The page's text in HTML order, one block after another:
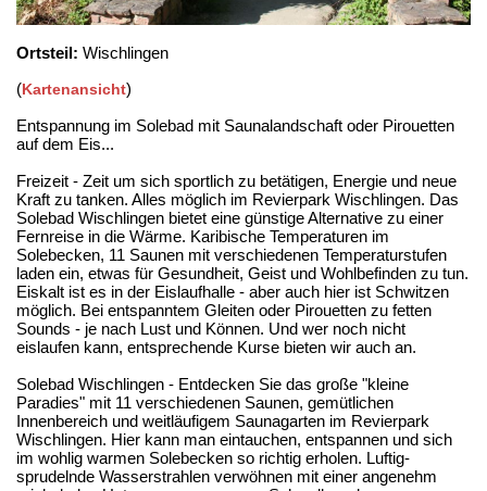
Ortsteil: Wischlingen
(Kartenansicht)
Entspannung im Solebad mit Saunalandschaft oder Pirouetten
auf dem Eis...
Freizeit - Zeit um sich sportlich zu betätigen, Energie und neue
Kraft zu tanken. Alles möglich im Revierpark Wischlingen. Das
Solebad Wischlingen bietet eine günstige Alternative zu einer
Fernreise in die Wärme. Karibische Temperaturen im
Solebecken, 11 Saunen mit verschiedenen Temperaturstufen
laden ein, etwas für Gesundheit, Geist und Wohlbefinden zu tun.
Eiskalt ist es in der Eislaufhalle - aber auch hier ist Schwitzen
möglich. Bei entspanntem Gleiten oder Pirouetten zu fetten
Sounds - je nach Lust und Können. Und wer noch nicht
eislaufen kann, entsprechende Kurse bieten wir auch an.
Solebad Wischlingen - Entdecken Sie das große "kleine
Paradies" mit 11 verschiedenen Saunen, gemütlichen
Innenbereich und weitläufigem Saunagarten im Revierpark
Wischlingen. Hier kann man eintauchen, entspannen und sich
im wohlig warmen Solebecken so richtig erholen. Luftig-
sprudelnde Wasserstrahlen verwöhnen mit einer angenehm